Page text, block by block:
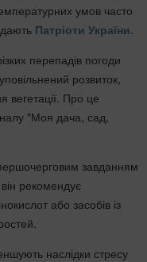
умов часто
Патріоти України
перепадів погоди
розвиток,
вегетації. Про це
"Моя дача, сад,
завданням
рекомендує
або засобів із
наслідки стресу